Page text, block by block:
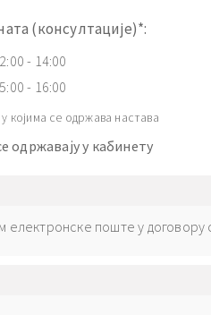
(консултације)*:
- 14:00
- 16:00
којима се одржава настава
одржавају у кабинету
поште у договору